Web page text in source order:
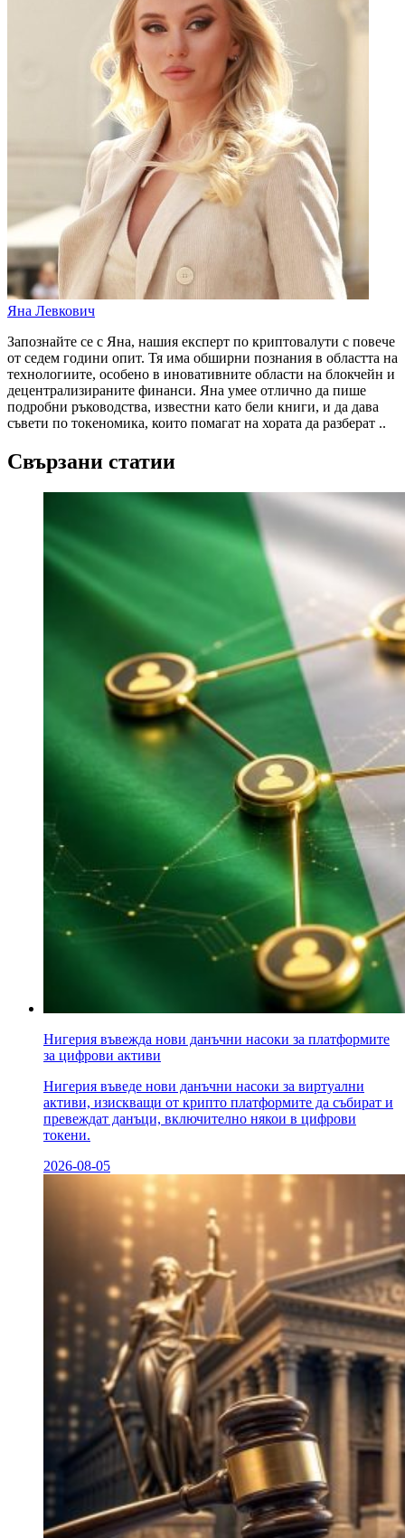
Яна Левкович
Запознайте се с Яна, нашия експерт по криптовалути с повече
от седем години опит. Тя има обширни познания в областта на
технологиите, особено в иновативните области на блокчейн и
децентрализираните финанси. Яна умее отлично да пише
подробни ръководства, известни като бели книги, и да дава
съвети по токеномика, които помагат на хората да разберат ..
Свързани статии
Нигерия въвежда нови данъчни насоки за платформите
за цифрови активи
Нигерия въведе нови данъчни насоки за виртуални
активи, изискващи от крипто платформите да събират и
превеждат данъци, включително някои в цифрови
токени.
2026-08-05